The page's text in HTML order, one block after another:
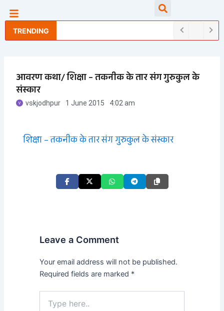
contentTRENDING
आवरण कथा/ शिक्षा – तकनीक के तार संग गुरुकुल के
संस्कार
vskjodhpur 1 June 2015 4:02 am
शिक्षा – तकनीक के तार संग गुरुकुल के संस्कार
Leave a Comment
Your email address will not be published.
Required fields are marked *
here..